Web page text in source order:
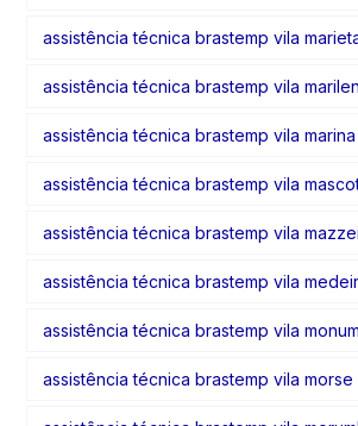
assistência técnica brastemp vila
assistência técnica brastemp vila
assistência técnica brastemp vila marina
assistência técnica brastemp vila
assistência técnica brastemp vila mazzei
assistência técnica brastemp vila
assistência técnica brastemp vila
assistência técnica brastemp vila morse